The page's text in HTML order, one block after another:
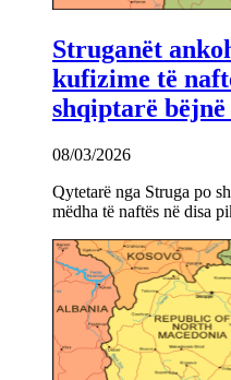
Struganët
kufizime të
shqiptarë
08/03/2026
Qytetarë nga Struga po
mëdha të naftës në disa